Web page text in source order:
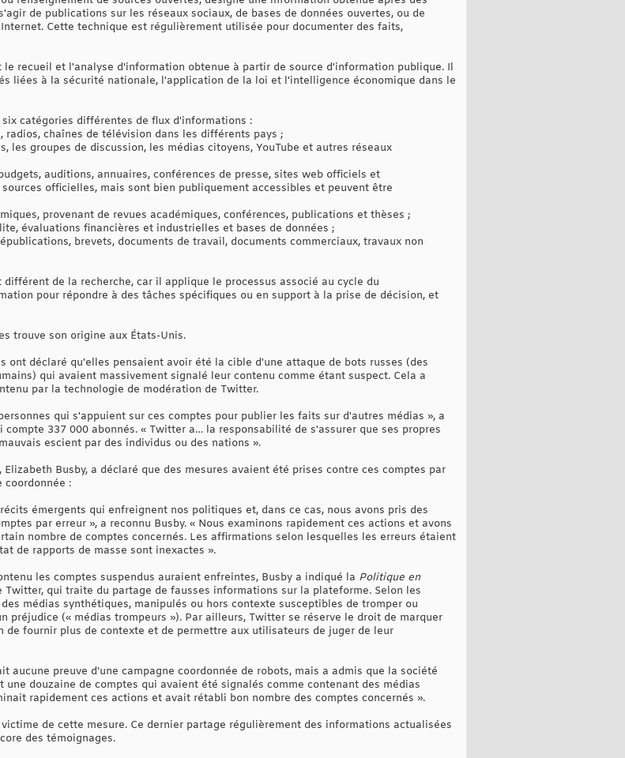
de publications sur les réseaux sociaux, de bases de données ouvertes, ou de
Cette technique est régulièrement utilisée pour documenter des faits,
recueil et l'analyse d'information obtenue à partir de source d'information publique. Il
liées à la sécurité nationale, l'application de la loi et l'intelligence économique dans le
catégories différentes de flux d'informations :
radios, chaînes de télévision dans les différents pays ;
les groupes de discussion, les médias citoyens, YouTube et autres réseaux
auditions, annuaires, conférences de presse, sites web officiels et
officielles, mais sont bien publiquement accessibles et peuvent être
provenant de revues académiques, conférences, publications et thèses ;
évaluations financières et industrielles et bases de données ;
brevets, documents de travail, documents commerciaux, travaux non
de la recherche, car il applique le processus associé au cycle du
pour répondre à des tâches spécifiques ou en support à la prise de décision, et
trouve son origine aux États-Unis.
ont déclaré qu'elles pensaient avoir été la cible d'une attaque de bots russes (des
qui avaient massivement signalé leur contenu comme étant suspect. Cela a
par la technologie de modération de Twitter.
qui s'appuient sur ces comptes pour publier les faits sur d'autres médias », a
compte 337 000 abonnés. « Twitter a… la responsabilité de s'assurer que ses propres
escient par des individus ou des nations ».
Busby, a déclaré que des mesures avaient été prises contre ces comptes par
coordonnée :
émergents qui enfreignent nos politiques et, dans ce cas, nous avons pris des
par erreur », a reconnu Busby. « Nous examinons rapidement ces actions et avons
nombre de comptes concernés. Les affirmations selon lesquelles les erreurs étaient
de rapports de masse sont inexactes ».
les comptes suspendus auraient enfreintes, Busby a indiqué la Politique en
Twitter, qui traite du partage de fausses informations sur la plateforme. Selon les
médias synthétiques, manipulés ou hors contexte susceptibles de tromper ou
préjudice (« médias trompeurs »). Par ailleurs, Twitter se réserve le droit de marquer
de fournir plus de contexte et de permettre aux utilisateurs de juger de leur
aucune preuve d'une campagne coordonnée de robots, mais a admis que la société
une douzaine de comptes qui avaient été signalés comme contenant des médias
rapidement ces actions et avait rétabli bon nombre des comptes concernés ».
de cette mesure. Ce dernier partage régulièrement des informations actualisées
des témoignages.